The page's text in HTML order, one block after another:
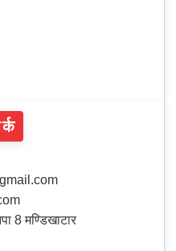
8 मण्डिखाटार